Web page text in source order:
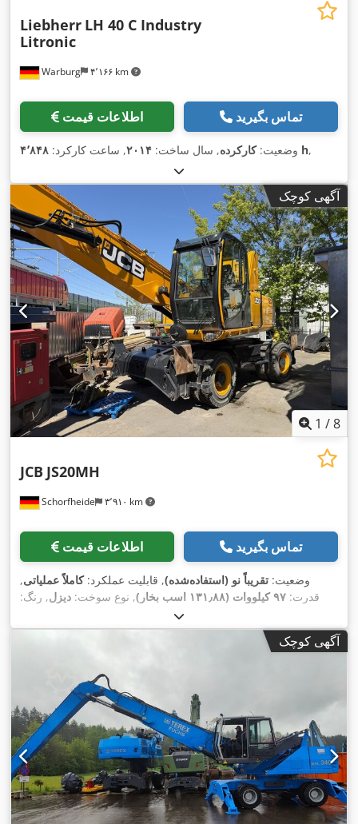
Warburg ۴٬۱۶۶ km
Liebherr LH 40 C Industry
Litronic
اطلاعات قیمت تماس بگیرید
وضعیت:کارکرده, سال ساخت: ۲۰۱۴, ساعت کارکرد: ۴٬۸۴۸ h,
آگهی کوچک
1 /8
Schorfheide ۳٬۹۱۰ km
JCB JS20MH
اطلاعات قیمت تماس بگیرید
وضعیت: تقریباً نو (استفاده‌شده), قابلیت عملکرد:کاملاً عملیاتی,
قدرت: ۹۷ کیلووات (۱۳۱٫۸۸ اسب بخار) , نوع سوخت: دیزل, رنگ:
, سال ساخت:
۵۰۰ h
, تجهیزات:تهویه مطبوع, کابین ,
آگهی کوچک